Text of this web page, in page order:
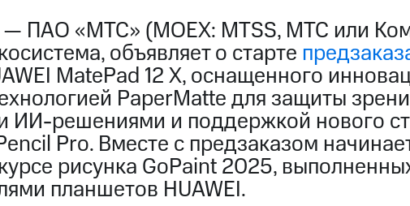
ПАО «МТС» (MOEX: MTSS, МТС или
объявляет о старте
MatePad 12 X, оснащенного
PaperMatte для защиты
ИИ-решениями и поддержкой нового
Pro. Вместе с предзаказом
рисунка GoPaint 2025,
планшетов HUAWEI.